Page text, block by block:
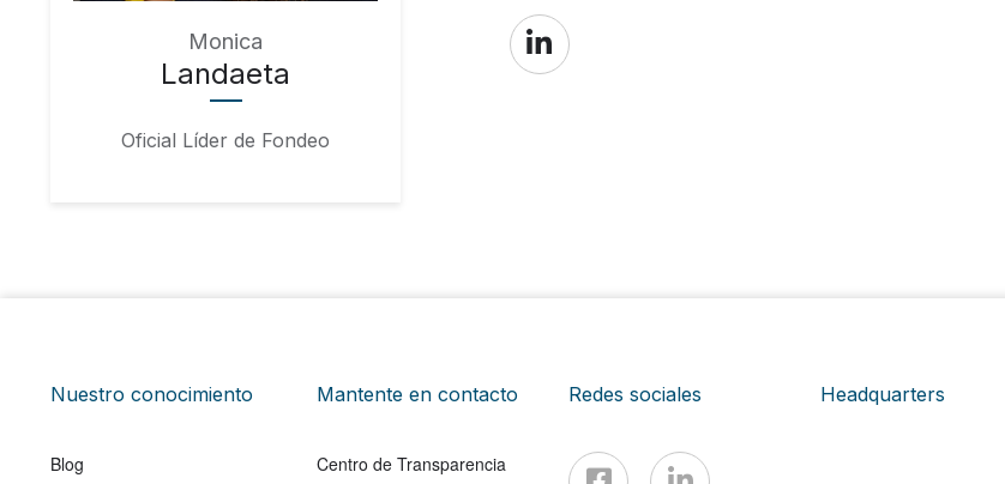
Monica
Landaeta
Oficial Líder de Fondeo
Nuestro conocimiento
Blog
Mantente en contacto
Centro de Transparencia
Redes sociales Headquarters